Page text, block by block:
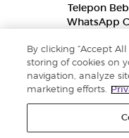
Telepon
WhatsApp
Layanan
By clicking “Accept
storing of cookies on
navigation, analyze
marketing efforts.